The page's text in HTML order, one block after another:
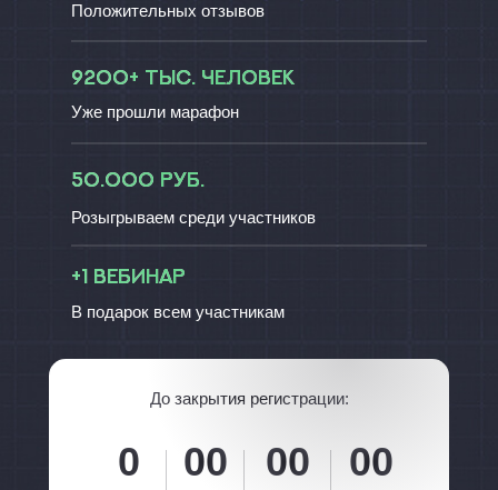
Положительных отзывов
Уже прошли марафон
Розыгрываем среди участников
В подарок всем участникам
50.000 руб.
+1 вебинар
До закрытия регистрации:
0 00 00 00
9200+ тыс. человек